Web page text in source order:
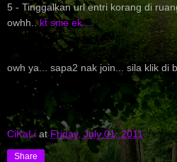
5 - Tinggalkan url entri korang di
owhh..kt snie ek... .
owh ya... sapa2 nak join... sila klik di
CiKaLi atFriday, July 01, 2011
Share